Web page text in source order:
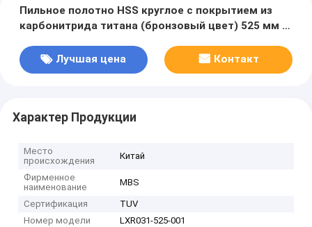
Пильное полотно HSS круглое с покрытием из
карбонитрида титана (бронзовый цвет) 525 мм x
Лучшая цена
Контакт
Характер Продукции
Место
происхождения
Китай
Фирменное
наименование
MBS
Сертификация
TUV
Номер модели
LXR031-525-001